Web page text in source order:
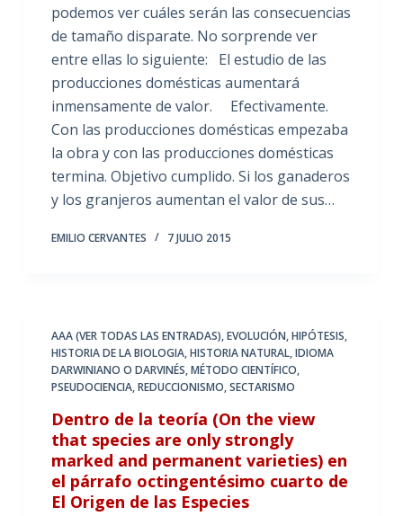
podemos ver cuáles serán las consecuencias
de tamaño disparate. No sorprende ver
entre ellas lo siguiente: El estudio de las
producciones domésticas aumentará
inmensamente de valor. Efectivamente.
Con las producciones domésticas empezaba
la obra y con las producciones domésticas
termina. Objetivo cumplido. Si los ganaderos
y los granjeros aumentan el valor de sus…
EMILIO CERVANTES 7 JULIO 2015
AAA (VER TODAS LAS ENTRADAS),EVOLUCIÓN,HIPÓTESIS,
HISTORIA DE LA BIOLOGIA,HISTORIA NATURAL,IDIOMA
DARWINIANO O DARVINÉS,MÉTODO CIENTÍFICO,
PSEUDOCIENCIA,REDUCCIONISMO,SECTARISMO
Dentro de la teoría (On the view
that species are only strongly
marked and permanent varieties) en
el párrafo octingentésimo cuarto de
El Origen de las Especies